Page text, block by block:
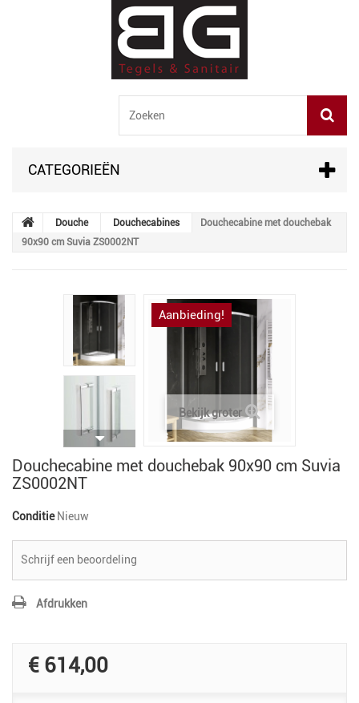
CATEGORIEËN
Douche Douchecabines
Douchecabine met douchebak
90x90 cm Suvia ZS0002NT
Aanbieding!
Bekijk groter
Douchecabine met douchebak 90x90 cm Suvia
ZS0002NT
Conditie Nieuw
Schrijf een beoordeling
Afdrukken
€ 614,00